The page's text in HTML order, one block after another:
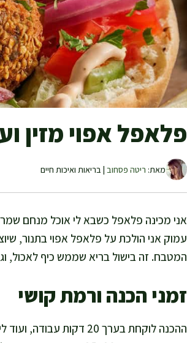
פלאפל אפוי מזין
מאת: ריטה פסחוב | בריאות ואיכות חיים
אני מכינה פלאפל כשבא לי אוכל מנחם
עמוק אני הולכת על פלאפל אפוי בתנור,
המטבח. זה בישול בריא שממש כיף לאכול,
זמני הכנה ורמת קושי
ההכנה לוקחת בערך 20